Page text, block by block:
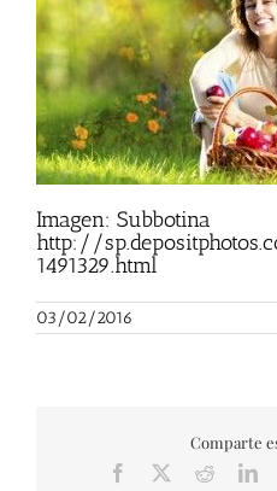
Imagen: Subbotina
http://
1491329.html
03/02/2016
Comparte
Facebook Reddit